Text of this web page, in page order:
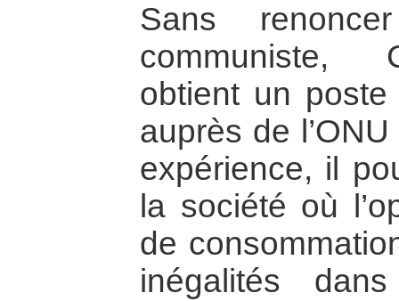
Sans
communiste,
obtient un poste
auprès de
expérience, il
la société où
de
inégalités